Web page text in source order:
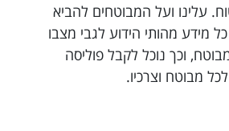
עלינו ועל המבוטחים להביא
מידע מהותי הידוע לגבי מצבו
וכך נוכל לקבל פוליסה
מבוטח וצרכיו.